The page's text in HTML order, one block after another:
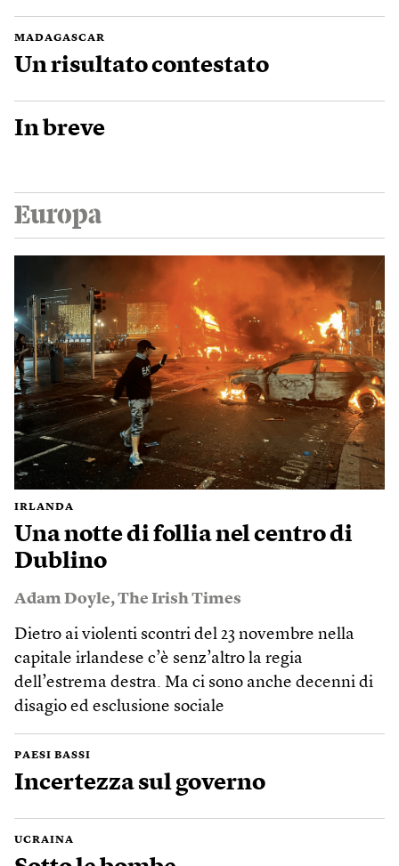
MADAGASCAR
Un risultato contestato
In breve
Europa
IRLANDA
Una notte di follia nel centro di
Dublino
Adam Doyle,The Irish Times
Dietro ai violenti scontri del 23 novembre nella
capitale irlandese c’è senz’altro la regia
dell’estrema destra. Ma ci sono anche decenni di
disagio ed esclusione sociale
PAESI BASSI
Incertezza sul governo
UCRAINA